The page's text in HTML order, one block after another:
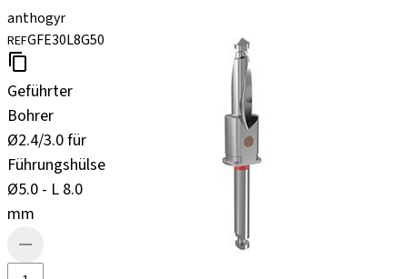
anthogyr
REFGFE30L8G50
Geführter
Bohrer
Ø2.4/3.0 für
Führungshülsen
Ø5.0 - L 8.0
mm